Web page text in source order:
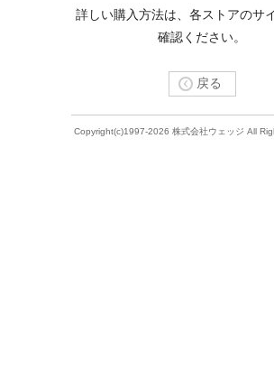
詳しい購入方法は、各ストアのサ
確認ください。
戻る
Copyright(c)1997-2026 株式会社ウェッジ All